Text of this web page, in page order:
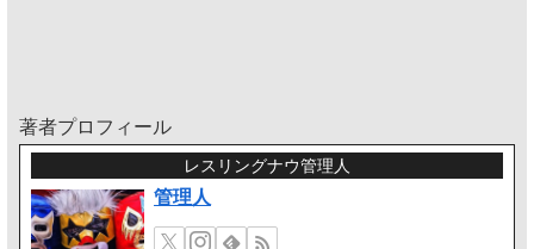
著者プロフィール
レスリングナウ管理人
管理人